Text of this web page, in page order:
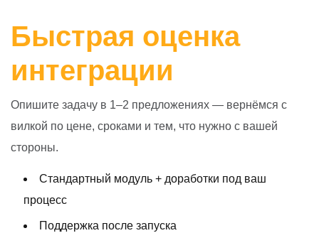
Быстрая оценка
интеграции
Опишите задачу в 1–2 предложениях — вернёмся с
вилкой по цене, сроками и тем, что нужно с вашей
стороны.
Стандартный модуль + доработки под ваш
процесс
Поддержка после запуска